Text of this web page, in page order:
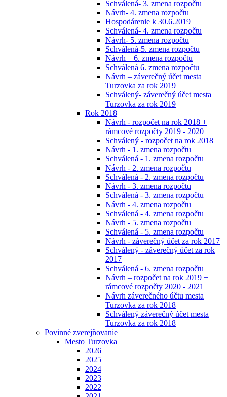
Schválená- 3. zmena rozpočtu
Návrh- 4. zmena rozpočtu
Hospodárenie k 30.6.2019
Schválená- 4. zmena rozpočtu
Návrh- 5. zmena rozpočtu
Schválená-5. zmena rozpočtu
Návrh – 6. zmena rozpočtu
Schválená 6. zmena rozpočtu
Návrh – záverečný účet mesta
Turzovka za rok 2019
Schválený- záverečný účet mesta
Turzovka za rok 2019
Rok 2018
Návrh - rozpočet na rok 2018 +
rámcové rozpočty 2019 - 2020
Schválený - rozpočet na rok 2018
Návrh - 1. zmena rozpočtu
Schválená - 1. zmena rozpočtu
Návrh - 2. zmena rozpočtu
Schválená - 2. zmena rozpočtu
Návrh - 3. zmena rozpočtu
Schválená - 3. zmena rozpočtu
Návrh - 4. zmena rozpočtu
Schválená - 4. zmena rozpočtu
Návrh - 5. zmena rozpočtu
Schválená - 5. zmena rozpočtu
Návrh - záverečný účet za rok 2017
Schválený - záverečný účet za rok
2017
Schválená - 6. zmena rozpočtu
Návrh – rozpočet na rok 2019 +
rámcové rozpočty 2020 - 2021
Návrh záverečného účtu mesta
Turzovka za rok 2018
Schválený záverečný účet mesta
Turzovka za rok 2018
Povinné zverejňovanie
Mesto Turzovka
2026
2025
2024
2023
2022